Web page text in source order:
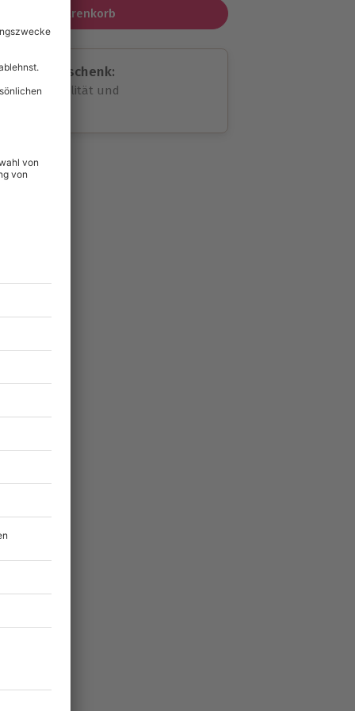
In den Warenkorb
Geschenk:
volle Flexibilität und
°P